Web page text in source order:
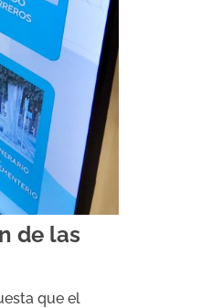
de las
que el